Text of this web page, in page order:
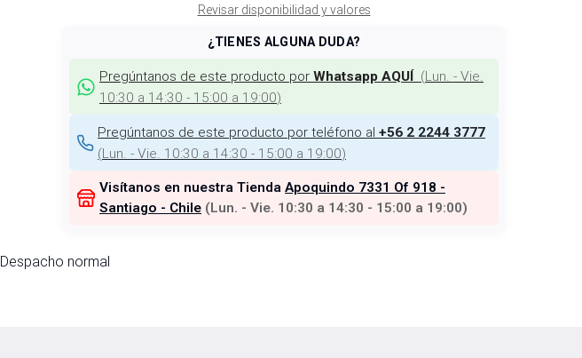
Revisar disponibilidad y valores
¿TIENES ALGUNA DUDA?
Pregúntanos de este producto por Whatsapp AQUÍ (Lun. - Vie.
10:30 a 14:30 - 15:00 a 19:00)
Pregúntanos de este producto por teléfono al +56 2 2244 3777
(Lun. - Vie. 10:30 a 14:30 - 15:00 a 19:00)
Visítanos en nuestra Tienda Apoquindo 7331 Of 918 -
Santiago - Chile (Lun. - Vie. 10:30 a 14:30 - 15:00 a 19:00)
Despacho normal